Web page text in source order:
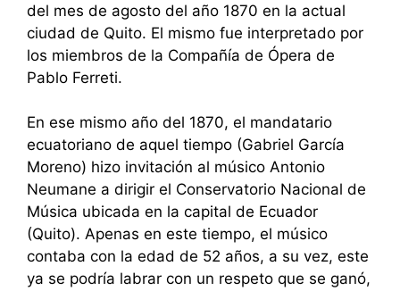
del mes de agosto del año 1870 en la actual
ciudad de Quito. El mismo fue interpretado por
los miembros de la Compañía de Ópera de
Pablo Ferreti.
En ese mismo año del 1870, el mandatario
ecuatoriano de aquel tiempo (Gabriel García
Moreno) hizo invitación al músico Antonio
Neumane a dirigir el Conservatorio Nacional de
Música ubicada en la capital de Ecuador
(Quito). Apenas en este tiempo, el músico
contaba con la edad de 52 años, a su vez, este
ya se podría labrar con un respeto que se ganó,